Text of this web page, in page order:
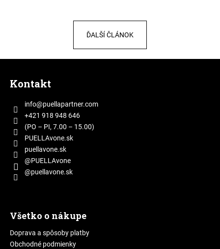
ĎALŠÍ ČLÁNOK
č
m
e
Kontakt
info@puellapartner.com
+421 918 948 646
(PO – PI, 7.00 – 15.00)
PUELLAvone.sk
puellavone.sk
@PUELLAvone
@puellavone.sk
Všetko o nákupe
Doprava a spôsoby platby
Obchodné podmienky